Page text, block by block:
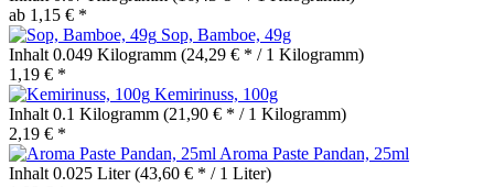
ab 1,15 € *
Sop, Bamboe, 49g
Inhalt 0.049 Kilogramm (24,29 € * / 1 Kilogramm)
1,19 € *
Kemirinuss, 100g
Inhalt 0.1 Kilogramm (21,90 € * / 1 Kilogramm)
2,19 € *
Aroma Paste Pandan, 25ml
Inhalt 0.025 Liter(43,60 € * / 1 Liter)